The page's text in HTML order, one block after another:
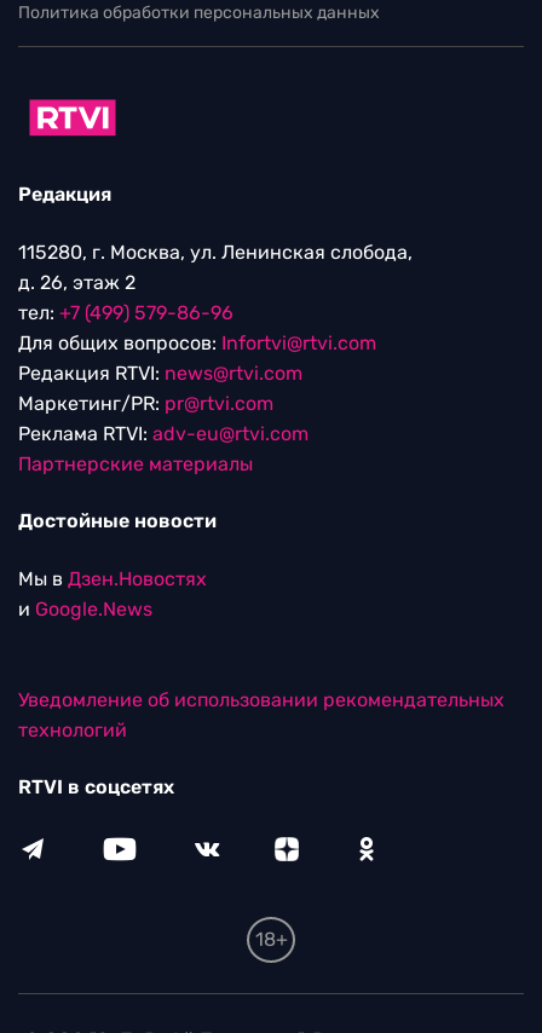
Политика обработки персональных данных
Редакция
115280, г. Москва, ул. Ленинская слобода,
д. 26, этаж 2
тел: +7 (499) 579-86-96
Для общих вопросов: Infortvi@rtvi.com
Редакция RTVI: news@rtvi.com
Маркетинг/PR: pr@rtvi.com
Реклама RTVI: adv-eu@rtvi.com
Партнерские материалы
Достойные новости
Мы в Дзен.Новостях
и Google.News
Уведомление об использовании рекомендательных
технологий
RTVI в соцсетях
18+